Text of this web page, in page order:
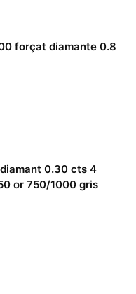
forçat diamante 0.8
0.30 cts 4
or 750/1000 gris